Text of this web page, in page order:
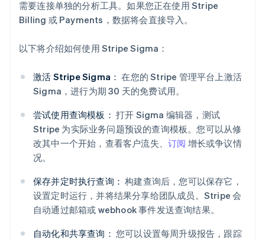
需要连接单独的分析工具。如果您正在使用 Stripe
Billing 或 Payments，数据将会直接导入。
以下将介绍如何使用 Stripe Sigma：
激活 Stripe Sigma： 在您的 Stripe 管理平台上激活
Sigma，进行为期 30 天的免费试用。
尝试使用查询模板： 打开 Sigma 编辑器，测试
Stripe 为实际业务问题预设的查询模板。您可以从修
改其中一个开始，查看客户流失、 订阅 增长或争议情
况。
保存并定时执行查询： 构建查询后，您可以保存它，
设置定时运行，并将结果分享给团队成员。Stripe 会
自动通过邮箱或 webhook 事件发送查询结果。
自动化和共享查询： 您可以设置每周升级报告，跟踪